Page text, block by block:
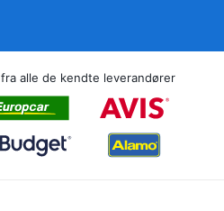
alle de kendte leverandører